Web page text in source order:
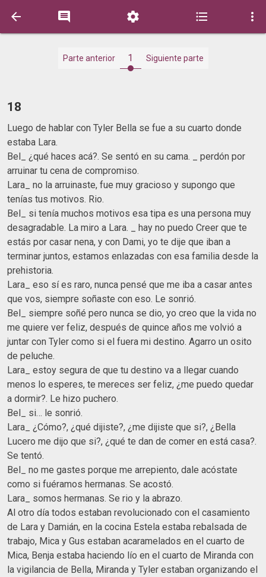
    
Parte anterior 1 Siguiente parte
18
Luego de hablar con Tyler Bella se fue a su cuarto donde
estaba Lara.
Bel_ ¿qué haces acá?. Se sentó en su cama. _ perdón por
arruinar tu cena de compromiso.
Lara_ no la arruinaste, fue muy gracioso y supongo que
tenías tus motivos. Rio.
Bel_ si tenía muchos motivos esa tipa es una persona muy
desagradable. La miro a Lara. _ hay no puedo Creer que te
estás por casar nena, y con Dami, yo te dije que iban a
terminar juntos, estamos enlazadas con esa familia desde la
prehistoria.
Lara_ eso sí es raro, nunca pensé que me iba a casar antes
que vos, siempre soñaste con eso. Le sonrió.
Bel_ siempre soñé pero nunca se dio, yo creo que la vida no
me quiere ver feliz, después de quince años me volvió a
juntar con Tyler como si el fuera mi destino. Agarro un osito
de peluche.
Lara_ estoy segura de que tu destino va a llegar cuando
menos lo esperes, te mereces ser feliz, ¿me puedo quedar
a dormir?. Le hizo puchero.
Bel_ si… le sonrió.
Lara_ ¿Cómo?, ¿qué dijiste?, ¿me dijiste que si?, ¿Bella
Lucero me dijo que si?, ¿qué te dan de comer en está casa?.
Se tentó.
Bel_ no me gastes porque me arrepiento, dale acóstate
como si fuéramos hermanas. Se acostó.
Lara_ somos hermanas. Se rio y la abrazo.
Al otro día todos estaban revolucionado con el casamiento
de Lara y Damián, en la cocina Estela estaba rebalsada de
trabajo, Mica y Gus estaban acaramelados en el cuarto de
Mica, Benja estaba haciendo lío en el cuarto de Miranda con
la vigilancia de Bella, Miranda y Tyler estaban organizando el